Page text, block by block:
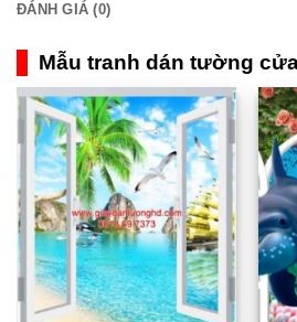
ĐÁNH GIÁ (0)
Mẫu tranh dán tường